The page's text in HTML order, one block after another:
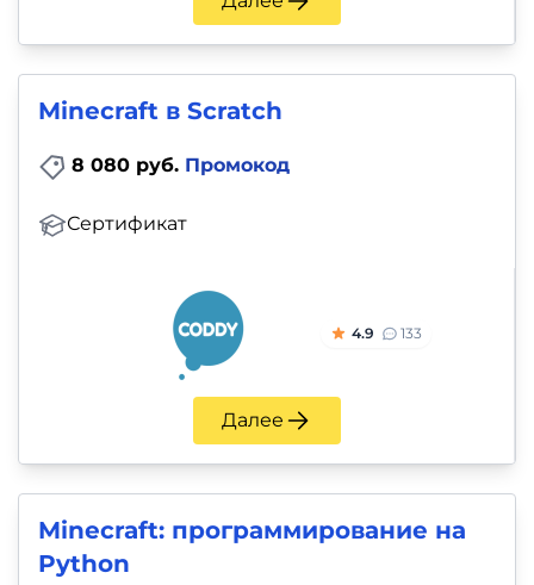
Minecraft в Scratch
8 080 руб. Промокод
Сертификат
4.9 133
Далее
Minecraft: программирование на
Python